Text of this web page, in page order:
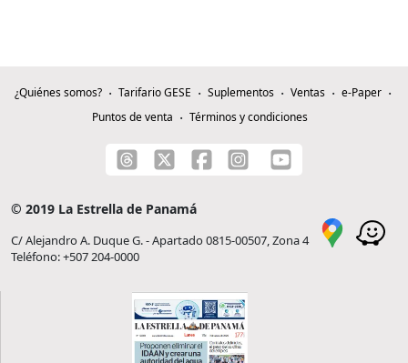
¿Quiénes somos? Tarifario GESE Suplementos Ventas
e-Paper
Puntos de venta
Términos y condiciones
© 2019 La Estrella de Panamá
C/ Alejandro A. Duque G. - Apartado 0815-00507, Zona 4
Teléfono: +507 204-0000